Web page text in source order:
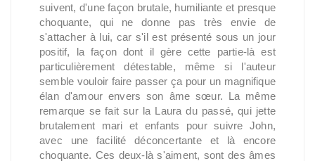
suivent, d'une façon brutale, humiliante et presque
choquante, qui ne donne pas très envie de
s'attacher à lui, car s'il est présenté sous un jour
positif, la façon dont il gère cette partie-là est
particulièrement détestable, même si l'auteur
semble vouloir faire passer ça pour un magnifique
élan d'amour envers son âme sœur. La même
remarque se fait sur la Laura du passé, qui jette
brutalement mari et enfants pour suivre John,
avec une facilité déconcertante et là encore
choquante. Ces deux-là s'aiment, sont des âmes